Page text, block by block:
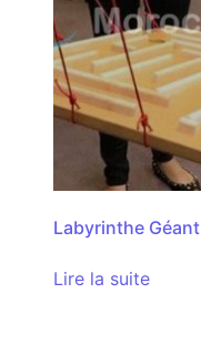
Labyrinthe Géant
Lire la suite